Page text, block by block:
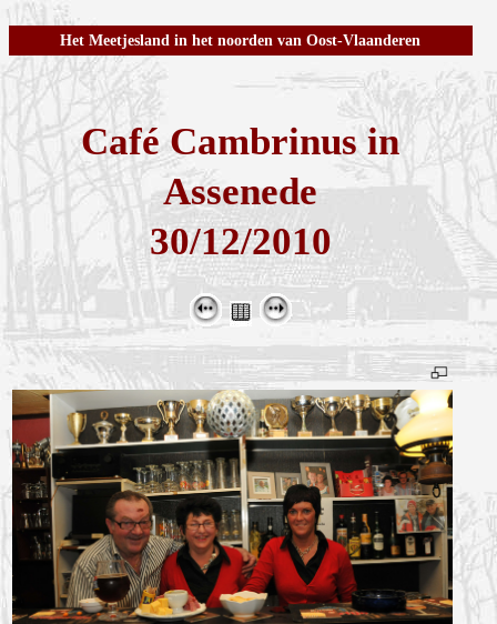
Het Meetjesland in het noorden van Oost-Vlaanderen
Café Cambrinus in
Assenede
30/12/2010